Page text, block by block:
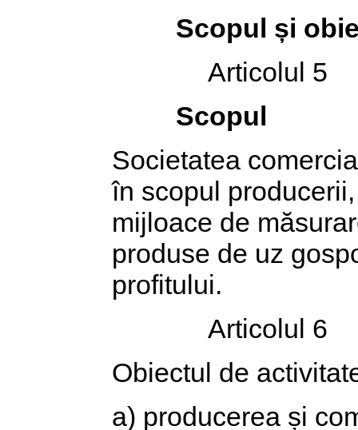
Scopul și
Articolul 5
Scopul
Societatea
în scopul
mijloace de
produse de uz
profitului.
Articolul 6
Obiectul de
a) producerea și